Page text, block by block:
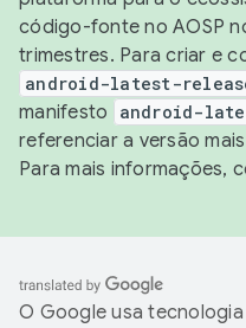
código-fonte no AOSP
trimestres. Para criar e
android-latest-
manifesto
android-
referenciar a versão
Para mais informações,
O Google usa